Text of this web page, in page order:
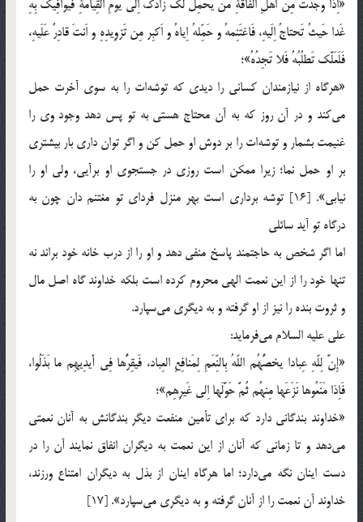
«اِذا وَجَدتَ مِن اَهلِ الفاقَةِ مَن یحمِلُ لَک زادَک اِلی یومِ القِیامَةِ فَیوافِیک بِهِ
غَدا حَیثُ تَحتاجُ اِلَیهِ، فَاغتَنِمهُ و حَمِّلهُ اِیاهُ و اَکبِر مِن تَزوِیدِهِ و اَنتَ قادِرٌ عَلَیهِ،
فَلَعَلَّک تَطلُبُهُ فَلا تَجِدُهُ»؛
«هرگاه از نیازمندان کسانی را دیدی که توشه‌ات را به سوی آخرت حمل
می‌کند و در آن روز که به آن محتاج هستی به تو پس دهد وجود وی را
غنیمت بشمار و توشه‌ات را بر دوش او حمل کن و اگر توان داری بار بیشتری
بر او حمل نما؛ زیرا ممکن است روزی در جستجوی او برآیی، ولی او را
نیابی». [16] توشه برداری است بهر منزل فردای تو مغتنم دان چون به
درگاه تو آید سائلی
اما اگر شخص به حاجتمند پاسخ منفی دهد و او را از درب خانه خود براند نه
تنها خود را از این نعمت الهی محروم کرده است بلکه خداوند گاه اصل مال
و ثروت بنده را نیز از او گرفته و به دیگری می‌سپارد.
علی علیه السلام می‌فرماید:
«إِنَّ لِلّهِ عِبادا یخصُّهُم اللّهُ بِالنِّعَمِ لِمَنافِعِ العِباد، فَیقِرُّها فِی أَیدِیهِم ما بَذَلُوا،
فَاِذا مَنَعُوها نَزَعَها مِنهُم ثُمَّ حَوَّلَها اِلی غَیرِهِم»؛
«خداوند بندگانی دارد که برای تأمین منفعت دیگر بندگانش به آنان نعمتی
می‌دهد و تا زمانی که آنان از این نعمت به دیگران انفاق نمایند آن را در
دست اینان نگه می‌دارد؛ اما هرگاه اینان از بذل به دیگران امتناع ورزند،
خداوند آن نعمت را از آنان گرفته و به دیگری می‌سپارد». [17]